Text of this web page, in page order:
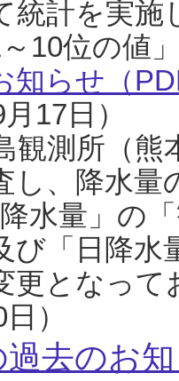
統計を実
10位の値
知らせ（
17日）
観測所（熊
し、降水
降水量」の
び「日降
更となっ
）
去のお